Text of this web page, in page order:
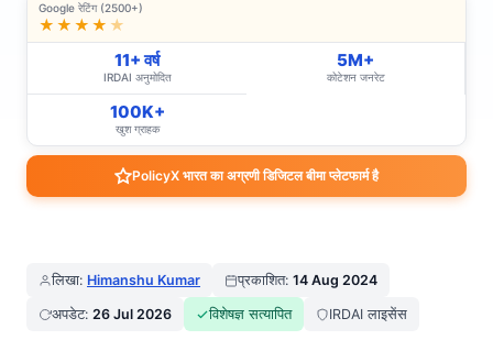
Google रेटिंग (2500+)
★★★★ ★
11+ वर्ष
IRDAI अनुमोदित
5M+
कोटेशन जनरेट
100K+
खुश ग्राहक
PolicyX भारत का अग्रणी डिजिटल बीमा प्लेटफार्म है
लिखा: Himanshu Kumar प्रकाशित: 14 Aug 2024
अपडेट: 26 Jul 2026 विशेषज्ञ सत्यापित IRDAI लाइसेंस